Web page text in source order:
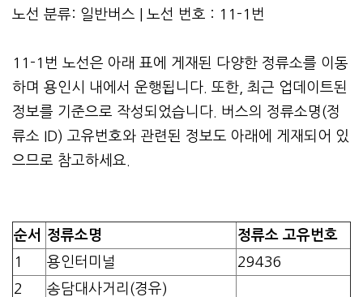
노선 분류: 일반버스 | 노선 번호 : 11-1번
11-1번 노선은 아래 표에 게재된 다양한 정류소를 이동
하며 용인시 내에서 운행됩니다. 또한, 최근 업데이트된
정보를 기준으로 작성되었습니다. 버스의 정류소명(정
류소 ID) 고유번호와 관련된 정보도 아래에 게재되어 있
으므로 참고하세요.
순서 정류소명
정류소 고유번호
1
용인터미널
29436
2
송담대사거리(경유)